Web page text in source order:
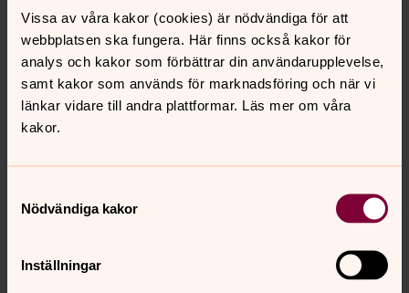
Vissa av våra kakor (cookies) är nödvändiga för att
webbplatsen ska fungera. Här finns också kakor för
analys och kakor som förbättrar din användarupplevelse,
samt kakor som används för marknadsföring och när vi
länkar vidare till andra plattformar. Läs mer om våra
kakor.
Nödvändiga kakor
Inställningar
Alexander Bokander
Pedagog, Svenska kyrkan Eslöv
Direkt: 072-593 20 26
E-post:alexander.bokander@svenskakyrkan.se
innehåll?